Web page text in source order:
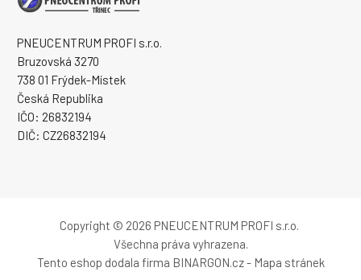
PNEUCENTRUM PROFI s.r.o.
Bruzovská 3270
738 01 Frýdek-Místek
Česká Republika
IČO: 26832194
DIČ: CZ26832194
Copyright © 2026 PNEUCENTRUM PROFI s.r.o.
Všechna práva vyhrazena.
Tento eshop dodala firma BINARGON.cz- Mapa stránek